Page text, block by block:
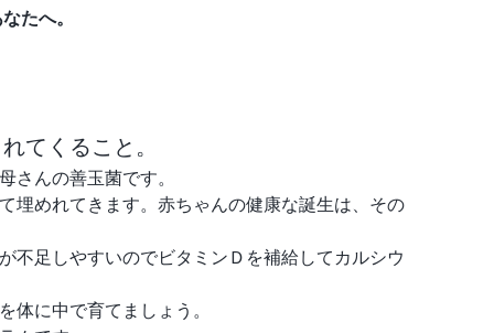
たへ。
てくること。
さんの善玉菌です。
埋めれてきます。赤ちゃんの健康な誕生は、その
不足しやすいのでビタミンＤを補給してカルシウ
体に中で育てましょう。